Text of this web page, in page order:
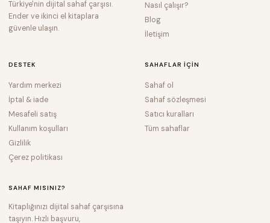
Türkiye'nin dijital sahaf çarşısı.
Ender ve ikinci el kitaplara
güvenle ulaşın.
Nasıl çalışır?
Blog
İletişim
DESTEK
Yardım merkezi
İptal & iade
Mesafeli satış
Kullanım koşulları
Gizlilik
Çerez politikası
SAHAFLAR IÇIN
Sahaf ol
Sahaf sözleşmesi
Satıcı kuralları
Tüm sahaflar
SAHAF MISINIZ?
Kitaplığınızı dijital sahaf çarşısına
taşıyın. Hızlı başvuru,